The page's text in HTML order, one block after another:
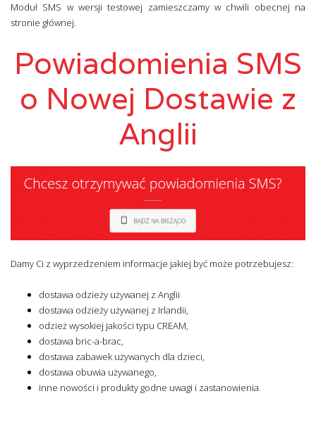
Moduł SMS w wersji testowej zamieszczamy w chwili obecnej na
stronie głównej.
Powiadomienia SMS
o Nowej Dostawie z
Anglii
Damy Ci z wyprzedzeniem informacje jakiej być może potrzebujesz:
dostawa odzieży używanej z Anglii
dostawa odzieży używanej z Irlandii,
odzież wysokiej jakości typu CREAM,
dostawa bric-a-brac,
dostawa zabawek używanych dla dzieci,
dostawa obuwia używanego,
inne nowości i produkty godne uwagi i zastanowienia.